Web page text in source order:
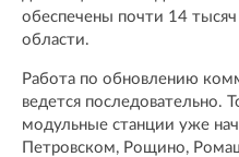
обеспечены почти 14
области.
Работа по обновлению
ведется последовательно.
модульные станции уже
Петровском, Рощино,